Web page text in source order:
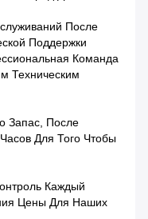
После
Поддержки
Команда
Техническим
Запас, После
Для Того Чтобы
Каждый
Цены Для Наших